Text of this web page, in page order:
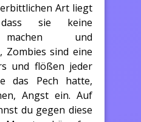
Art liegt
sie keine
machen und
Zombies sind eine
und flößen jeder
das Pech hatte,
Angst ein. Auf
du gegen diese